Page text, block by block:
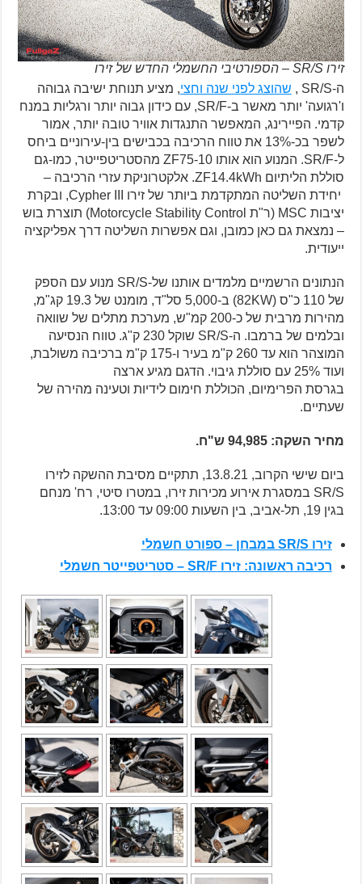
זירו SR/S – הספורטיבי החשמלי החדש של זירו
ה-SR/S ,
שהוצג לפני שנה וחצי, מציע תנוחת ישיבה גבוהה
ו'רגועה' יותר מאשר ב-SR/F, עם כידון גבוה יותר ורגליות במנח
קדמי. הפיירינג, המאפשר התנגדות אוויר טובה יותר, אמור
לשפר בכ-13% את טווח הרכיבה בכבישים בין-עירוניים ביחס
ל-SR/F. המנוע הוא אותו ZF75-10 מהסטריטפייטר, כמו-גם
סוללת הליתיום ZF14.4kWh. אלקטרוניקת עזרי הרכיבה –
יחידת השליטה המתקדמת ביותר של זירו
Cypher III, ובקרת
יציבות MSC (ר"ת Motorcycle Stability Control) תוצרת בוש
– נמצאת גם כאן כמובן, וגם אפשרות השליטה דרך אפליקציה
ייעודית.
הנתונים הרשמיים מלמדים אותנו של-SR/S מנוע עם הספק
של 110 כ"ס (82KW) ב-5,000 סל"ד, מומנט של 19.3 קג"מ,
מהירות מרבית של כ-200 קמ"ש, מערכת מתלים של שוואה
ובלמים של ברמבו. ה-SR/S שוקל 230 ק"ג. טווח הנסיעה
המוצהר הוא עד 260 ק"מ בעיר ו-175 ק"מ ברכיבה משולבת,
ועוד 25% עם סוללת גיבוי. הדגם מגיע ארצה
בגרסת הפרימיום, הכוללת חימום לידיות וטעינה מהירה של
שעתיים.
מחיר השקה: 94,985 ש"ח.
ביום שישי הקרוב, 13.8.21, תתקיים מסיבת ההשקה לזירו
SR/S במסגרת אירוע מכירות זירו, במטרו סיטי, רח' מנחם
בגין 19, תל-אביב, בין השעות 09:00 עד 13:00.
זירו SR/S במבחן – ספורט חשמלי
רכיבה ראשונה: זירו SR/F – סטריטפייטר חשמלי